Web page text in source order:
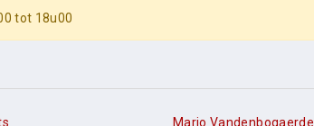
tot 18u00
Mario Vandenbogaerde